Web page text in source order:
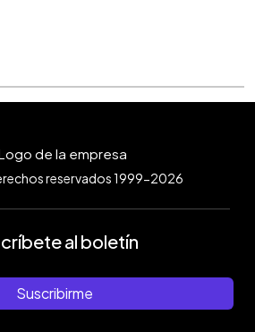
reservados 1999-2026
al boletín
Suscribirme